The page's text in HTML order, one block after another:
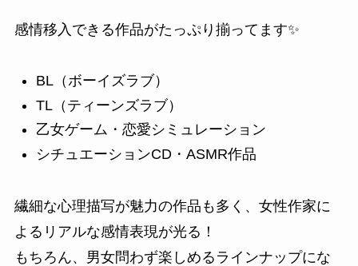
感情移入できる作品がたっぷり揃ってます✨
BL（ボーイズラブ）
TL（ティーンズラブ）
乙女ゲーム・恋愛シミュレーション
シチュエーションCD・ASMR作品
繊細な心理描写が魅力の作品も多く、女性作家に
よるリアルな感情表現が光る！
もちろん、男女問わず楽しめるラインナップにな